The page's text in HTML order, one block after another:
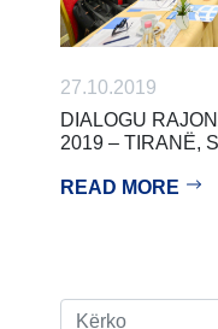
27.10.2019
DIALOGU
2019 – TIRANË,
READ MORE